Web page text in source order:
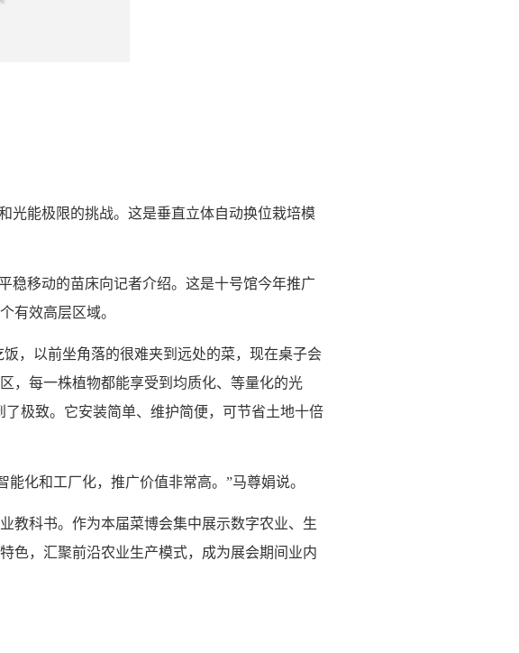
光能极限的挑战。这是垂直立体自动换位栽培模
稳移动的苗床向记者介绍。这是十号馆今年推广
有效高层区域。
，以前坐角落的很难夹到远处的菜，现在桌子会
，每一株植物都能享受到均质化、等量化的光
极致。它安装简单、维护简便，可节省土地十倍
能化和工厂化，推广价值非常高。”马尊娟说。
科书。作为本届菜博会集中展示数字农业、生
色，汇聚前沿农业生产模式，成为展会期间业内